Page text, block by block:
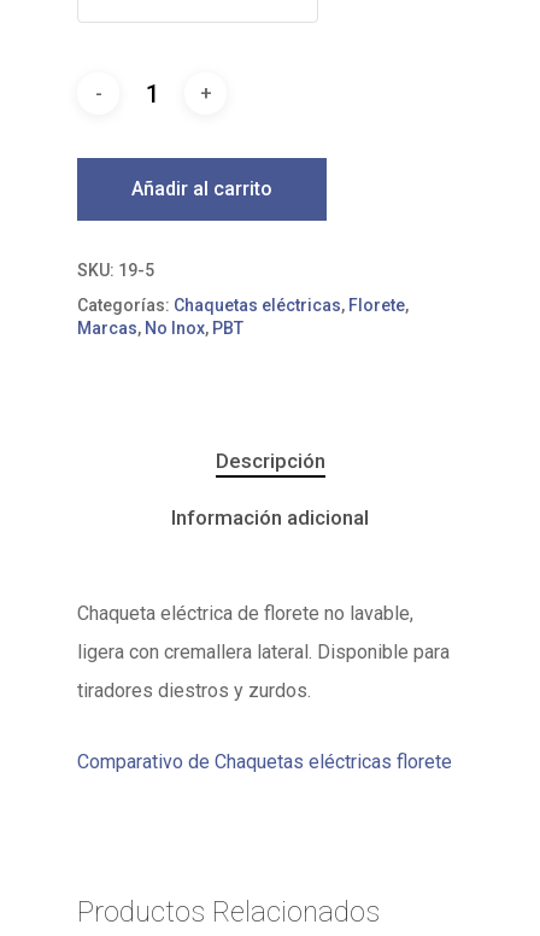
Añadir al carrito
SKU: 19-5
Categorías: Chaquetas eléctricas, Florete,
Marcas, No Inox, PBT
Descripción
Información adicional
Chaqueta eléctrica de florete no lavable,
ligera con cremallera lateral. Disponible para
tiradores diestros y zurdos.
Comparativo de Chaquetas eléctricas florete
Productos Relacionados